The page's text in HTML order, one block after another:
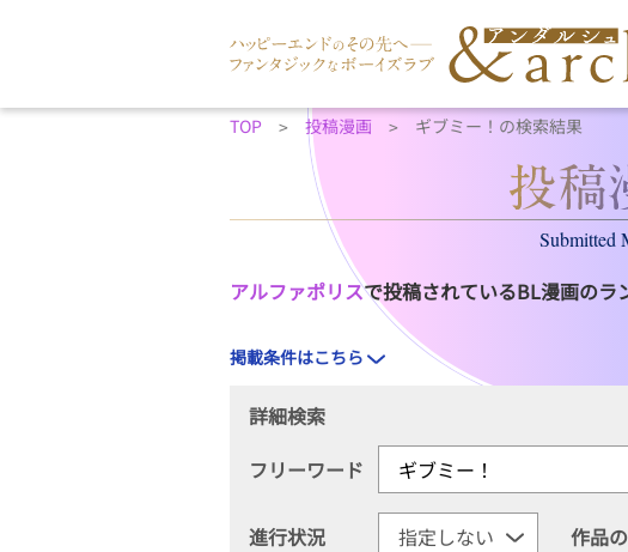
TOP 投稿漫画 ギブミー！の検索結果
Submitted
アルファポリスで投稿されているBL漫画のラ
掲載条件はこちら
詳細検索
フリーワード
進行状況
作品